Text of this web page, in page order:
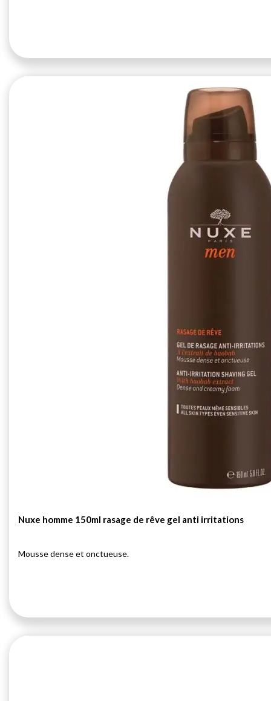
Nuxe homme 150ml rasage de rêve gel anti irritations
Mousse dense et onctueuse.